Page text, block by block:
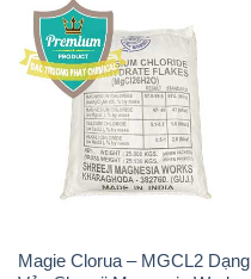
Magie Clorua – MGCL2 Dạng